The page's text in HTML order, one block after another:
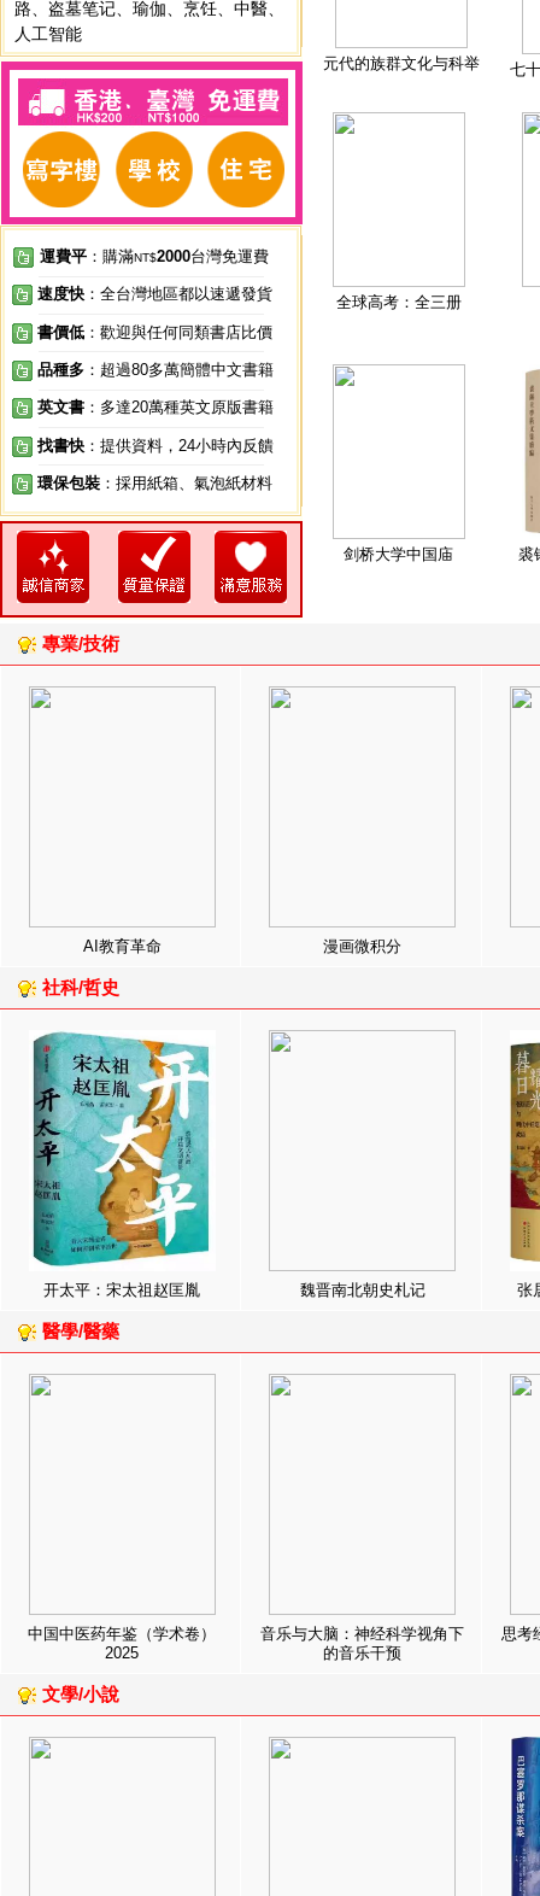
路
盗墓笔记 瑜伽 烹饪 中醫
人工智能
運費平 ：購滿NT$2000台灣免運費
速度快 ：全台灣地區都以速遞發貨
書價低 ：歡迎與任何同類書店比價
品種多 ：超過80多萬簡體中文書籍
英文書 ：多達20萬種英文原版書籍
找書快 ：提供資料，24小時內反饋
環保包裝 ：採用紙箱、氣泡紙材料
元代的族群文化与科举 七
全球高考：全三册
剑桥大学中国庙 裘
專業/技術
AI教育革命 漫画微积分
社科/哲史
开太平：宋太祖赵匡胤 魏晋南北朝史札记 张
醫學/醫藥
中国中医药年鉴（学术卷）
2025
音乐与大脑：神经科学视角下
的音乐干预
思考
文學/小說